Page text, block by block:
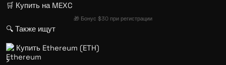
🛒 Купить на MEXC
🎁 Бонус $30 при регистрации
🔍 Также ищут
Купить Ethereum (ETH)
›